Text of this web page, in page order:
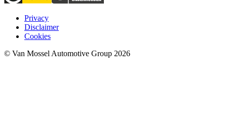
Privacy
Disclaimer
Cookies
© Van Mossel Automotive Group 2026